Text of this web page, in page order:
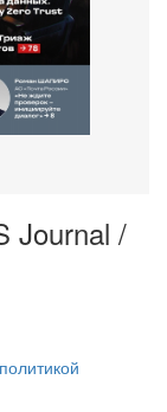
Journal /
политикой